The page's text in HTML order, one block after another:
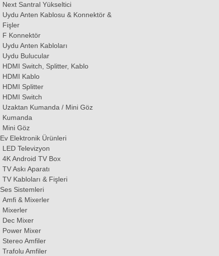
Next Santral Yükseltici
Uydu Anten Kablosu & Konnektör &
Fişler
F Konnektör
Uydu Anten Kabloları
Uydu Bulucular
HDMI Switch, Splitter, Kablo
HDMI Kablo
HDMI Splitter
HDMI Switch
Uzaktan Kumanda / Mini Göz
Kumanda
Mini Göz
Ev Elektronik Ürünleri
LED Televizyon
4K Android TV Box
TV Askı Aparatı
TV Kabloları & Fişleri
Ses Sistemleri
Amfi & Mixerler
Mixerler
Dec Mixer
Power Mixer
Stereo Amfiler
Trafolu Amfiler